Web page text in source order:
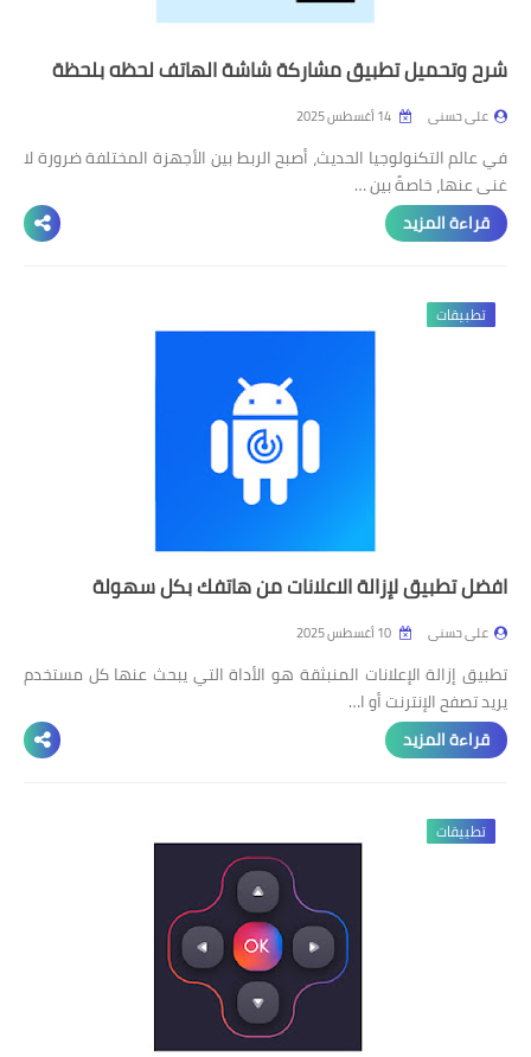
شرح وتحميل تطبيق مشاركة شاشة الهاتف لحظه بلحظة
على حسنى
في عالم التكنولوجيا الحديث، أصبح الربط بين الأجهزة المختلفة ضرورة لا
غنى عنها، خاصةً بين …
قراءة المزيد
تطبيقات
افضل تطبيق لإزالة الاعلانات من هاتفك بكل سهولة
على حسنى
تطبيق إزالة الإعلانات المنبثقة هو الأداة التي يبحث عنها كل مستخدم
يريد تصفح الإنترنت أو ا…
قراءة المزيد
تطبيقات